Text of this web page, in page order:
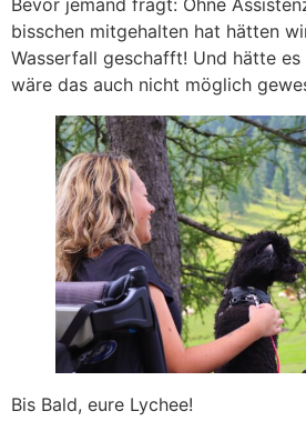
bisschen mitgehalten hat hätten
Wasserfall geschafft! Und hätte
wäre das auch nicht möglich
Bis Bald, eure Lychee!